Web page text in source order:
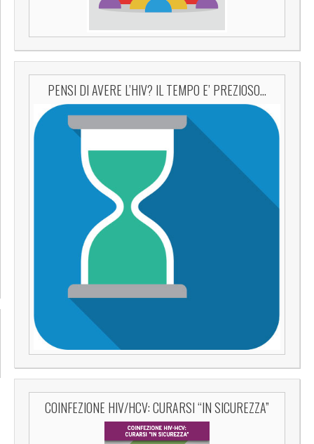
PENSI DI AVERE L’HIV? IL TEMPO E’ PREZIOSO…
COINFEZIONE HIV/HCV: CURARSI “IN SICUREZZA”